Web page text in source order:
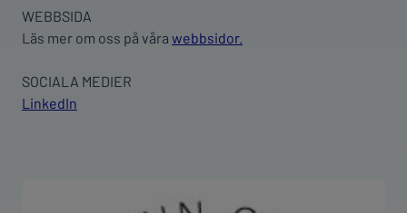
WEBBSIDA
Läs mer om oss på våra webbsidor.
SOCIALA MEDIER
LinkedIn